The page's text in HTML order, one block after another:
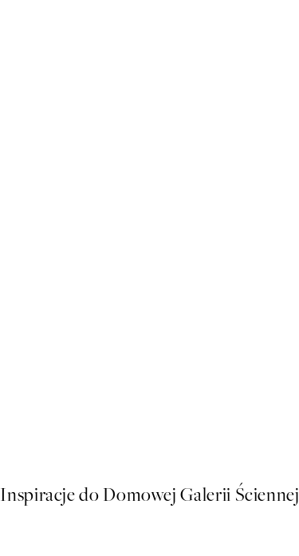
Inspiracje do Domowej Galerii Ściennej